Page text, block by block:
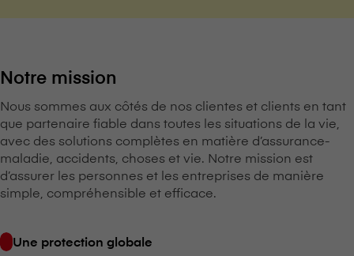
Notre mission
Nous sommes aux côtés de nos clientes et clients en tant
que partenaire fiable dans toutes les situations de la vie,
avec des solutions complètes en matière d’assurance-
maladie, accidents, choses et vie. Notre mission est
d’assurer les personnes et les entreprises de manière
simple, compréhensible et efficace.
Une protection globale